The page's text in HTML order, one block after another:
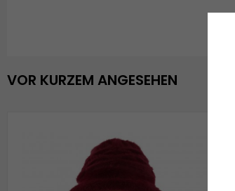
VOR KURZEM ANGESEHEN